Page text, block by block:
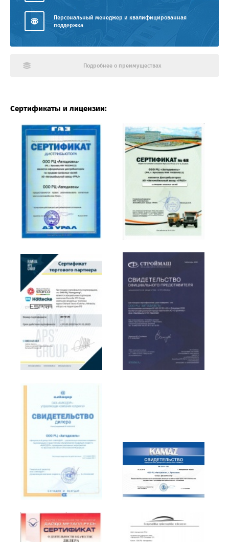
Персональный менеджер и квалифицированная
поддержка
Подробнее о преимуществах
Сертификаты и лицензии: